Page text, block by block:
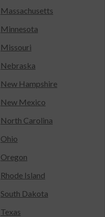
Massachusetts
Minnesota
Missouri
Nebraska
New Hampshire
New Mexico
North Carolina
Ohio
Oregon
Rhode Island
South Dakota
Texas